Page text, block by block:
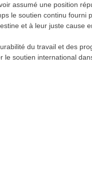
assumé une position
le soutien continu fourni
et à leur juste cause
du travail et des
le soutien international